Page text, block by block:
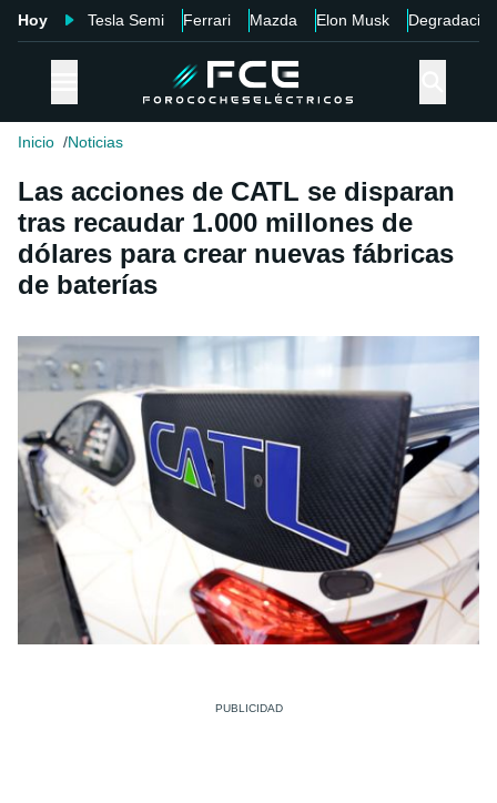
Hoy Tesla Semi Ferrari Mazda Elon Musk Degradación
Inicio Noticias
Las acciones de CATL se disparan
tras recaudar 1.000 millones de
dólares para crear nuevas fábricas
de baterías